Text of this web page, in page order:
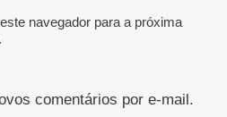
navegador para a próxima
comentários por e-mail.